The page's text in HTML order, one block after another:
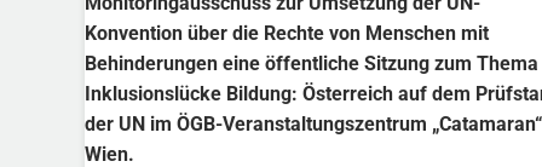
Konvention über die Rechte von Menschen mit
Behinderungen eine öffentliche Sitzung zum Thema
Inklusionslücke Bildung: Österreich auf dem
der UN im ÖGB-Veranstaltungszentrum
Wien.